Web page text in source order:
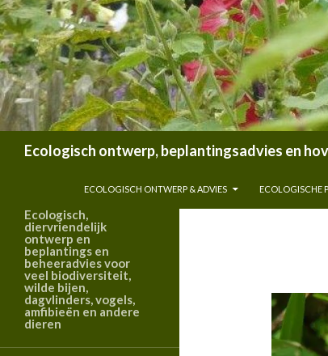
Ecologisch ontwerp, beplantingsadvies en
ECOLOGISCH ONTWERP & ADVIES
ECOLOGISCHE
Ecologisch,
diervriendelijk
ontwerp en
beplantings en
beheeradvies voor
veel biodiversiteit,
wilde bijen,
dagvlinders, vogels,
amfibieën en andere
dieren